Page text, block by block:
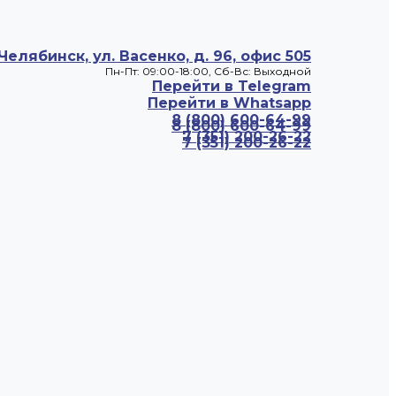
8 (800) 600-64-99
7 (351) 200-26-22
ул. Васенко, д. 96, офис 505
Пн-Пт: 09:00-18:00, Cб-Вс: Выходной
Перейти в Telegram
Перейти в Whatsapp
8 (800) 600-64-99
7 (351) 200-26-22